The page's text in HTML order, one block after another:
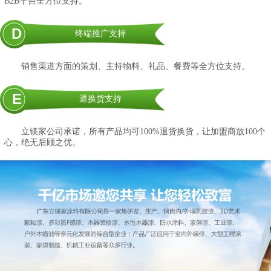
D 终端推广支持
销售渠道方面的策划、主持物料、礼品、餐费等全方位支持。
E 退换货支持
立镁家公司承诺，所有产品均可100%退货换货，让加盟商放100个
心，绝无后顾之优。